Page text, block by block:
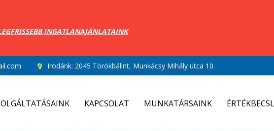
INGATLANAJÁNLATAINK
Irodánk: 2045 Törökbálint, Munkácsy Mihály utca 10.
KAPCSOLAT MUNKATÁRSAINK